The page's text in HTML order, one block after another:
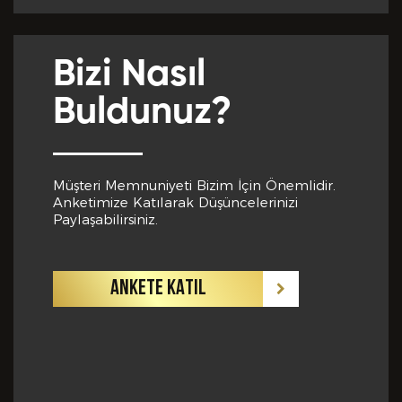
Bizi Nasıl
Buldunuz?
Müşteri Memnuniyeti Bizim İçin Önemlidir.
Anketimize Katılarak Düşüncelerinizi
Paylaşabilirsiniz.
ANKETE KATIL
Yabancı Dil *
Referanslar *